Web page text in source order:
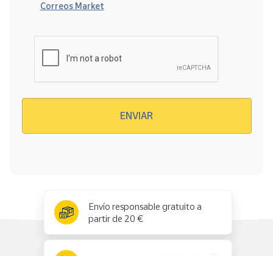
Correos Market
ENVIAR
Envío responsable gratuito a
partir de 20 €